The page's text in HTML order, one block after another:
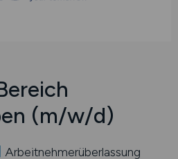
(m/w/d)
Arbeitnehmerüberlassung